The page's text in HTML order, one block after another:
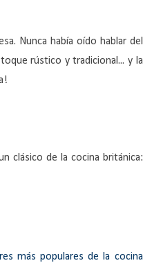
Nunca había oído hablar del
rústico y tradicional... y la
clásico de la cocina británica:
más populares de la cocina